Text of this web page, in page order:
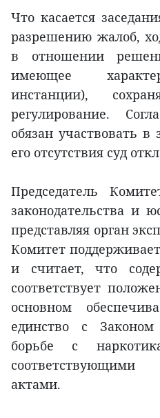
Что касается
разрешению жалоб,
в отношении
имеющее
инстанции),
регулирование.
обязан участвовать в
его отсутствия суд
Председатель
законодательства и
представляя орган
Комитет
и считает, что
соответствует
основном
единство с
борьбе с
соответствующими
актами.